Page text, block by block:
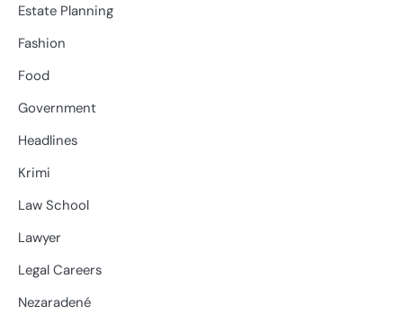
Estate Planning
Fashion
Food
Government
Headlines
Krimi
Law School
Lawyer
Legal Careers
Nezaradené